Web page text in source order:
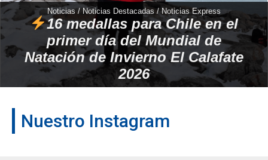
Noticias / Noticias Destacadas / Noticias Express
16 medallas para Chile en el
primer día del Mundial de
Natación de Invierno El Calafate
2026
Nuestro Instagram